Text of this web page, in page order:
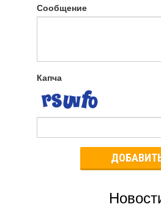
Сообщение
Капча